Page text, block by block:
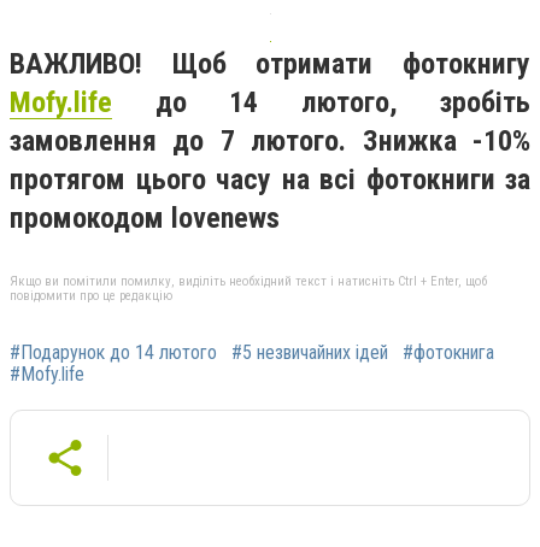
ВАЖЛИВО! Щоб отримати фотокнигу
Mofy.life до 14 лютого, зробіть
замовлення до 7 лютого. Знижка -10%
протягом цього часу на всі фотокниги за
промокодом lovenews
Якщо ви помітили помилку, виділіть необхідний текст і натисніть Ctrl + Enter, щоб
повідомити про це редакцію
#Подарунок до 14 лютого #5 незвичайних ідей
#фотокнига
#Mofy.life